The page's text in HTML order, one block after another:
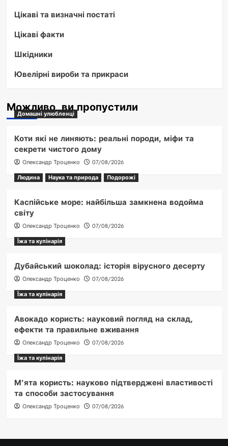
Цікаві та визначні постаті
Цікаві факти
Шкідники
Ювелірні вироби та прикраси
Можливо, ви пропустили
Домашні улюбленці
Коти які не линяють: реальні породи, міфи та
секрети чистого дому
Олександр Троценко
07/08/2026
Людина
Наука та природа Подорожі
Каспійське море: найбільша замкнена водойма
світу
Олександр Троценко
07/08/2026
Їжа та кулінарія
Дубайський шоколад: історія вірусного десерту
Олександр Троценко
07/08/2026
Їжа та кулінарія
Авокадо користь: науковий погляд на склад,
ефекти та правильне вживання
Олександр Троценко
07/08/2026
Їжа та кулінарія
М’ята користь: науково підтверджені властивості
та способи застосування
Олександр Троценко 07/08/2026